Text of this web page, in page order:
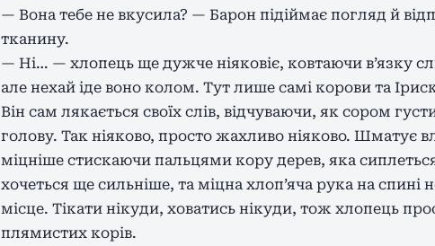
— Вона тебе не вкусила? — Барон підіймає погляд й
тканину.
— Ні… — хлопець ще дужче ніяковіє, ковтаючи в’язку
але нехай іде воно колом. Тут лише самі корови та
Він сам лякається своїх слів, відчуваючи, як сором
голову. Так ніяково, просто жахливо ніяково. Шматує
міцніше стискаючи пальцями кору дерев, яка
хочеться ще сильніше, та міцна хлоп’яча рука на спині
місце. Тікати нікуди, ховатись нікуди, тож хлопець
плямистих корів.